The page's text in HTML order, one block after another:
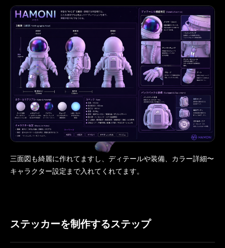
三面図も綺麗に作れてますし、ディテールや装備、カラー詳細〜
キャラクター設定まで入れてくれてます。
ステッカーを制作するステップ